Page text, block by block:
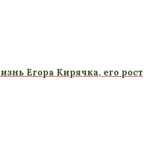
Егора Кирячка, его рост